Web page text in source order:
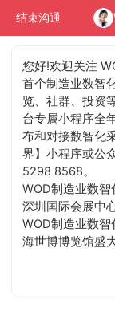
结束沟通
您好!欢迎关注
首个制造业数智
览、社群、投资
台专属小程序全
布和对接数智化
界】小程序或公
5298 8568。
WOD制造业数
深圳国际会展中
WOD制造业数
海世博博览馆盛